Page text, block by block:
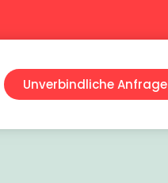
Unverbindliche Anfrage